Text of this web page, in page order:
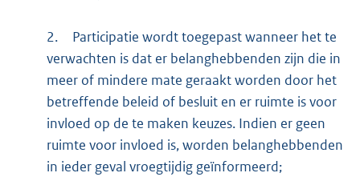
2.
Participatie wordt toegepast wanneer het te
verwachten is dat er belanghebbenden zijn die in
meer of mindere mate geraakt worden door het
betreffende beleid of besluit en er ruimte is voor
invloed op de te maken keuzes. Indien er geen
ruimte voor invloed is, worden belanghebbenden
in ieder geval vroegtijdig geïnformeerd;